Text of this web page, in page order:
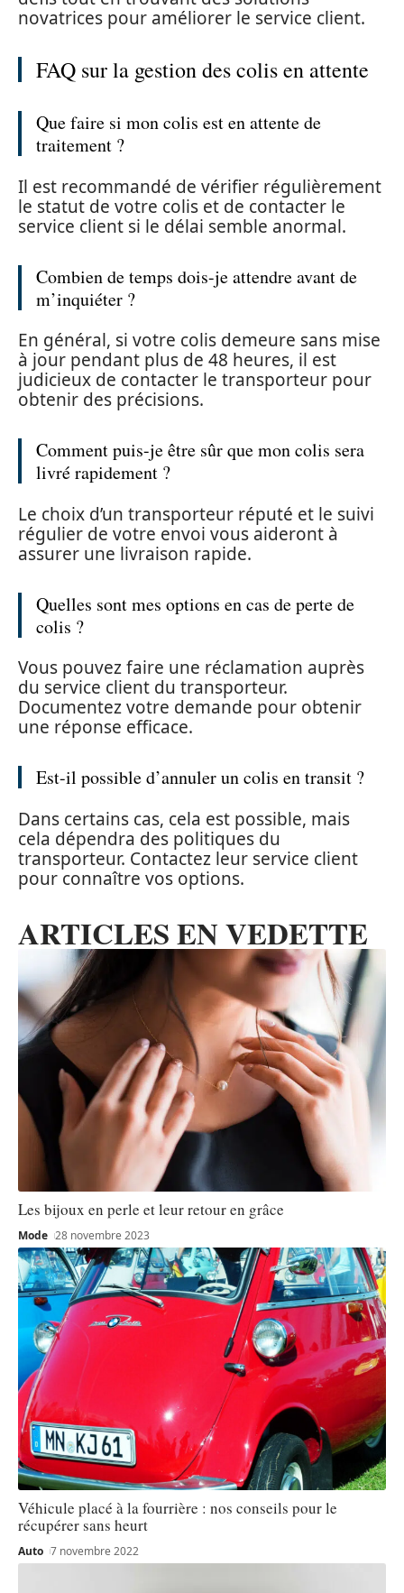
novatrices pour améliorer le service client.
FAQ sur la gestion des colis en attente
Que faire si mon colis est en attente de
traitement ?
Il est recommandé de vérifier régulièrement
le statut de votre colis et de contacter le
service client si le délai semble anormal.
Combien de temps dois-je attendre avant de
m’inquiéter ?
En général, si votre colis demeure sans mise
à jour pendant plus de 48 heures, il est
judicieux de contacter le transporteur pour
obtenir des précisions.
Comment puis-je être sûr que mon colis sera
livré rapidement ?
Le choix d’un transporteur réputé et le suivi
régulier de votre envoi vous aideront à
assurer une livraison rapide.
Quelles sont mes options en cas de perte de
colis ?
Vous pouvez faire une réclamation auprès
du service client du transporteur.
Documentez votre demande pour obtenir
une réponse efficace.
Est-il possible d’annuler un colis en transit ?
Dans certains cas, cela est possible, mais
cela dépendra des politiques du
transporteur. Contactez leur service client
pour connaître vos options.
ARTICLES EN VEDETTE
Les bijoux en perle et leur retour en grâce
Mode 28 novembre 2023
Véhicule placé à la fourrière : nos conseils pour le
récupérer sans heurt
Auto 7 novembre 2022